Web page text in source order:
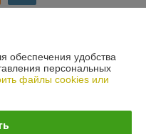
обл., Минский р-н, д. Большое
обеспечения удобства
персональных
файлы cookies или